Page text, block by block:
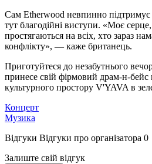
Сам Etherwood невпинно підтримує
тут благодійні виступи. «Моє
простягаються на всіх, хто зараз
конфлікту», — каже британець.
Приготуйтеся до незабутнього
принесе свій фірмовий драм-н-бейс
культурного простору V'YAVA в
Концерт
Музика
Відгуки Відгуки про організатора 0
Залиште свій відгук